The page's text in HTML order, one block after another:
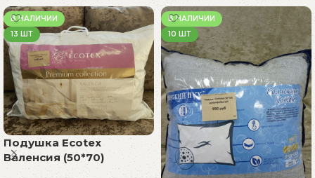
В НАЛИЧИИ
13 ШТ
Подушка Ecotex
Валенсия (50*70)
В НАЛИЧИИ
10 ШТ